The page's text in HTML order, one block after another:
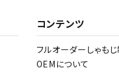
コンテンツ
フルオーダーしゃも
OEMについて